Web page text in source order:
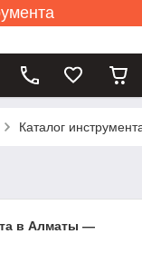
Каталог
в Алматы —